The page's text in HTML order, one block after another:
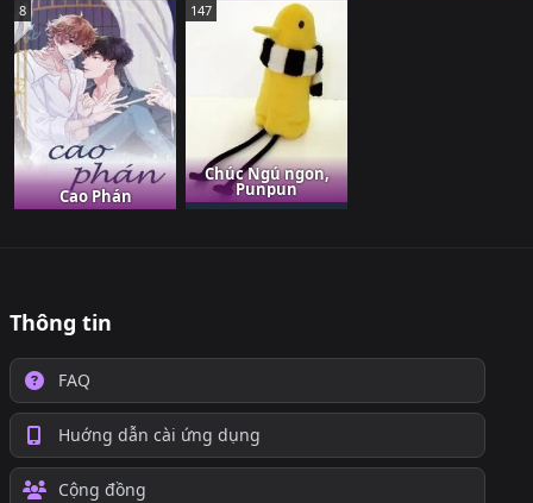
8
Cao Phán
147
Chúc Ngủ ngon,
Punpun
Thông tin
FAQ
Huớng dẫn cài ứng dụng
Cộng đồng